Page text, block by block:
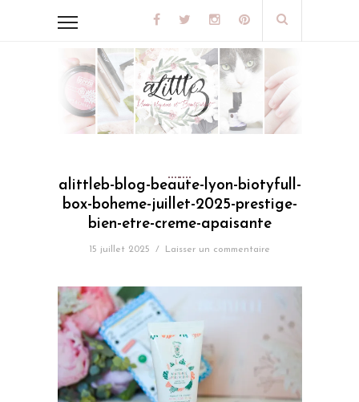
alittleb-blog-beaute-lyon-biotyfull-
box-boheme-juillet-2025-prestige-
bien-etre-creme-apaisante
15 juillet 2025 / Laisser un commentaire